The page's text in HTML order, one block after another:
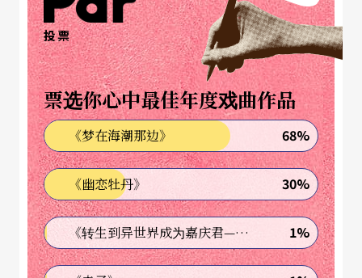
在此之前，南特市医学大学已经尝试以戏剧表演课
来协助未来医生的养成：安排演员老师授课，让癌
症专科的学生在即兴互动下，揣摩如何对病患宣布
病名及病情。不过这个并未通过最高审查的计划后
来是以私有经援来支付所需费用，但从二○一一年
实施不久后就因经费用罄而将在二○一四年底告
停。当初主力推动的癌症科依叙教授（Marc Ycho
u）大叹可惜：「我们的课程忽略了跟病患沟通的重
要性。没有任何病患希望医生把自己当颗肿瘤似地
投票
票选你心中最佳年度戏曲作品
《梦在海潮那边》 68%
《幽恋牡丹》 30%
《转生到异世界成为嘉庆君—发现我的祖先是诈骗集团!?》 1%